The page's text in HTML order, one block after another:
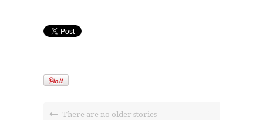
There are no older stories